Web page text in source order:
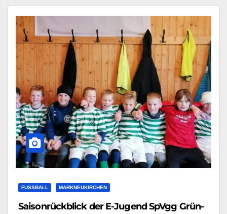
FUSSBALL MARKNEUKIRCHEN
Saisonrückblick der E-Jugend SpVgg Grün-